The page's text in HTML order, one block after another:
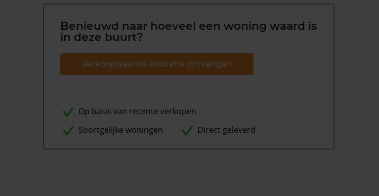
Benieuwd naar hoeveel een woning waard is
in deze buurt?
Verkoopwaarde indicatie ontvangen
Op basis van recente verkopen
Soortgelijke woningen
Direct geleverd